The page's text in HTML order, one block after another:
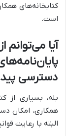
کتابخانه‌های
است.
آیا می‌توانم
دسترسی
بله، بسیاری از
همکاری، امکان
البته با رعایت